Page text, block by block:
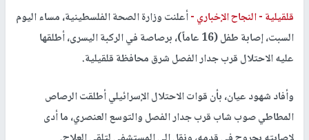
قلقيلية -النجاح الإخباري -أعلنت وزارة الصحة الفلسطينية، مساء اليوم
السبت، إصابة طفل (16 عاماً)، برصاصة في الركبة اليسرى، أطلقها
عليه الاحتلال قرب جدار الفصل شرق محافظة قلقيلية.
وأفاد شهود عيان، بأن قوات الاحتلال الإسرائيلي أطلقت الرصاص
المطاطي صوب شاب قرب جدار الفصل والتوسع العنصري، ما أدى